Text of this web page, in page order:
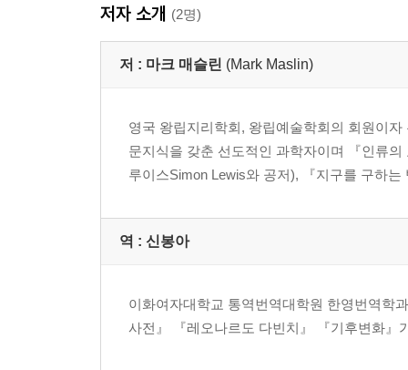
저자 소개 (2명)
저 : 마크 매슬린 (Mark Maslin)
영국 왕립지리학회, 왕립예술학회의 회원이
문지식을 갖춘 선도적인 과학자이며 『인류
루이스Simon Lewis와 공저), 『지구를 구하
역 : 신봉아
이화여자대학교 통역번역대학원 한영번역학
사전』 『레오나르도 다빈치』 『기후변화』